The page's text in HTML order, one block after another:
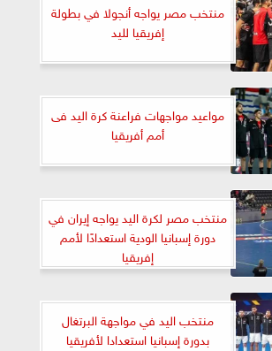
منتخب مصر يواجه أنجولا في بطولة
إفريقيا لليد
مواعيد مواجهات فراعنة كرة اليد فى
أمم أفريقيا
منتخب مصر لكرة اليد يواجه إيران في
دورة إسبانيا الودية استعدادًا لأمم
إفريقيا
منتخب اليد في مواجهة البرتغال
بدورة إسبانيا استعدادا لأفريقيا